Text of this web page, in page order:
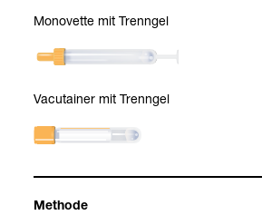
Mono­vette mit Trenn­gel
Vacu­tai­ner mit Trenn­gel
Methode